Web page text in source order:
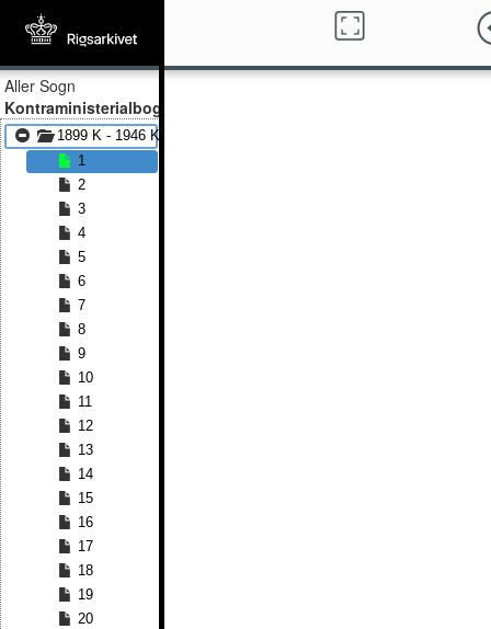
Aller Sogn
Kontraministerialbog
1899 K - 1946 K
1
2
3
4
5
6
7
8
9
10
11
12
13
14
15
16
17
18
19
20